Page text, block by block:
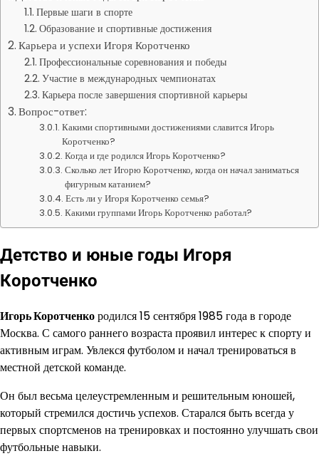
Первые шаги в спорте
Образование и спортивные достижения
Карьера и успехи Игоря Коротченко
Профессиональные соревнования и победы
Участие в международных чемпионатах
Карьера после завершения спортивной карьеры
Вопрос-ответ:
Какими спортивными достижениями славится Игорь
Коротченко?
Когда и где родился Игорь Коротченко?
Сколько лет Игорю Коротченко, когда он начал заниматься
фигурным катанием?
Есть ли у Игоря Коротченко семья?
Какими группами Игорь Коротченко работал?
Детство и юные годы Игоря
Коротченко
Игорь Коротченкородился 15 сентября 1985 года в городе
Москва. С самого раннего возраста проявил интерес к спорту и
активным играм. Увлекся футболом и начал тренироваться в
местной детской команде.
Он был весьма целеустремленным и решительным юношей,
который стремился достичь успехов. Старался быть всегда у
первых спортсменов на тренировках и постоянно улучшать свои
футбольные навыки.